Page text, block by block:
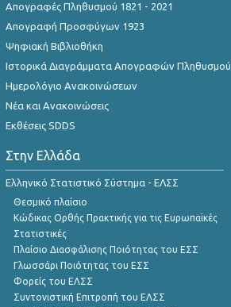
Απογραφές Πληθυσμού 1821 - 2021
Απογραφή Προσφύγων 1923
Ψηφιακή Βιβλιοθήκη
Ιστορικά Διαγράμματα Απογραφών Πληθυσμού
Ημερολόγιο Ανακοινώσεων
Νέα και Ανακοινώσεις
Εκθέσεις SDDS
Στην Ελλάδα
Ελληνικό Στατιστικό Σύστημα - ΕΛΣΣ
Θεσμικό πλαίσιο
Κώδικας Ορθής Πρακτικής για τις Ευρωπαϊκές
Στατιστικές
Πλαίσιο Διασφάλισης Ποιότητας του ΕΣΣ
Γλωσσάρι Ποιότητας του ΕΣΣ
Φορείς του ΕΛΣΣ
Συντονιστική Επιτροπή του ΕΛΣΣ